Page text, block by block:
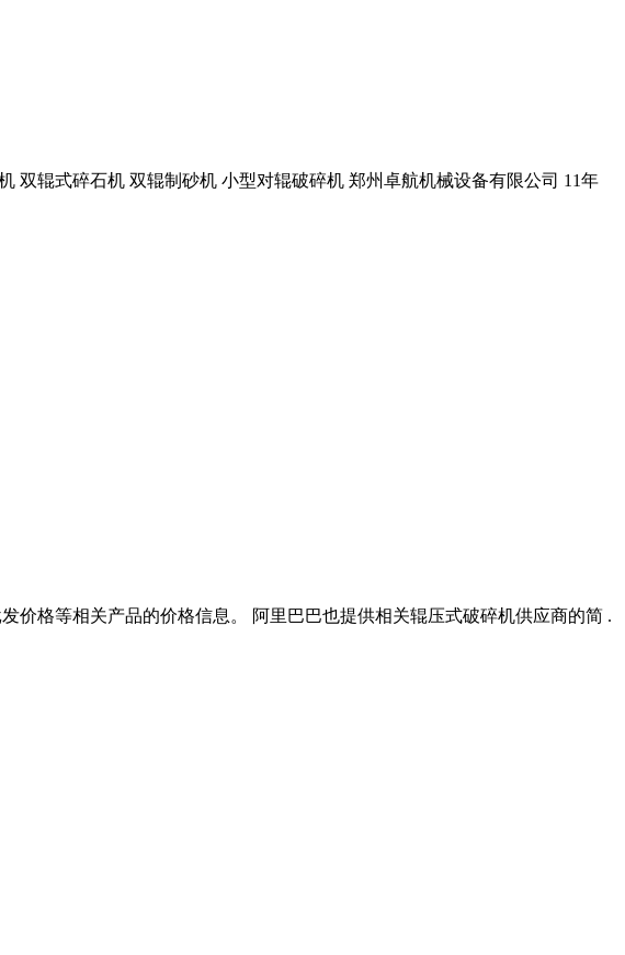
双辊式碎石机 双辊制砂机 小型对辊破碎机 郑州卓航机械设备有限公司 11年
价格等相关产品的价格信息。 阿里巴巴也提供相关辊压式破碎机供应商的简 .